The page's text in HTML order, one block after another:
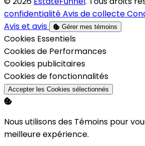
confidentialitéAvis de collecte
Avis et avis
Gérer mes témoins
Activer
Cookies Essentiels
Activer
Cookies de Performances
Activer
Cookies publicitaires
Activer
Cookies de fonctionnalités
Accepter les Cookies sélectionnés
Nous utilisons des Témoins pour
meilleure expérience.